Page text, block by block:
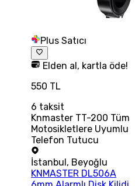
Plus Satıcı
Elden al, kartla öde!
550 TL
6 taksit
Knmaster TT-200 Tüm
Motosikletlere Uyumlu
Telefon Tutucu
İstanbul, Beyoğlu
KNMASTER DL506A